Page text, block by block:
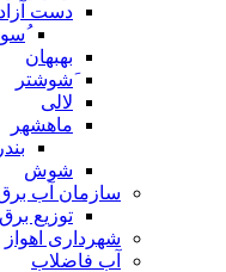
دست
بهبهان
َشوشتر
لالی
ماهشهر
شوش
سازمان آب
توزیع برق
شهرداری اهواز
آب فاضلاب